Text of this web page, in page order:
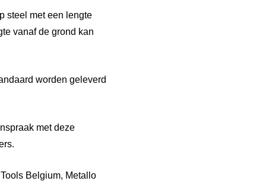
steel met een lengte
vanaf de grond kan
worden geleverd
met deze
Belgium, Metallo